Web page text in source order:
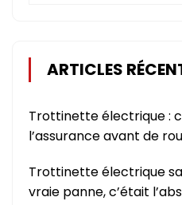
ARTICLES
Trottinette électrique :
l’assurance avant de
Trottinette électrique
vraie panne, c’était